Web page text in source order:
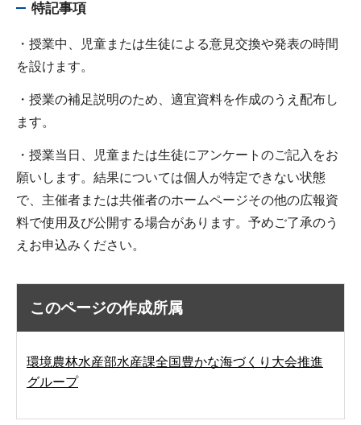
特記事項
・授業中、児童または生徒による意見交換や発表の時間
を設けます。
・授業の補足説明のため、適宜資料を作成のうえ配布し
ます。
・授業当日、児童または生徒にアンケートのご記入をお
願いします。結果については個人が特定できない状態
で、主催者または共催者のホームページその他の広報資
料で使用及び公開する場合があります。予めご了承のう
えお申込みください。
このページの作成所属
環境農林水産部水産課全国豊かな海づくり大会推進
グループ